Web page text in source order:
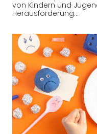
von Kindern und
Herausforderung…